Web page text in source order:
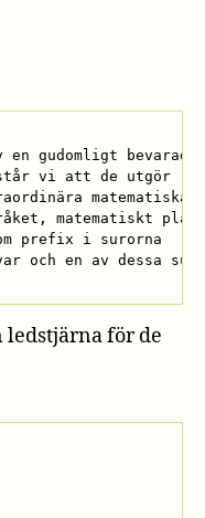
gudomligt bevarad
vi att de utgör
matematiska
matematiskt
prefix i surorna
och en av dessa
ledstjärna för de